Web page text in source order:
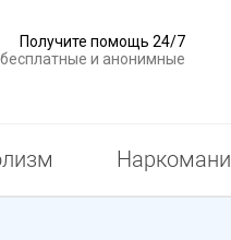
Получите помощь 24/7
бесплатные и анонимные